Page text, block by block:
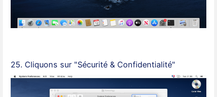
25. Cliquons sur "Sécurité & Confidentialité"